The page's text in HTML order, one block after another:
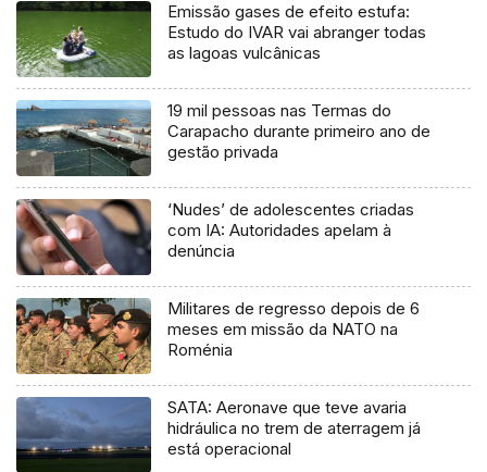
Emissão gases de efeito estufa:
Estudo do IVAR vai abranger todas
as lagoas vulcânicas
19 mil pessoas nas Termas do
Carapacho durante primeiro ano de
gestão privada
‘Nudes’ de adolescentes criadas
com IA: Autoridades apelam à
denúncia
Militares de regresso depois de 6
meses em missão da NATO na
Roménia
SATA: Aeronave que teve avaria
hidráulica no trem de aterragem já
está operacional